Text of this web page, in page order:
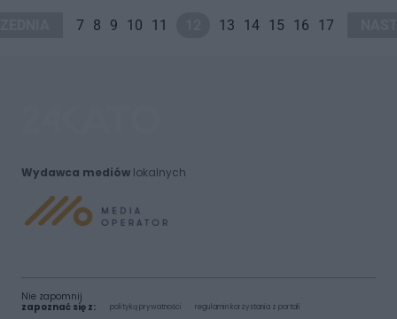
7 8 9 10 11 13 14 15 16 17
Wydawca mediówlokalnych
Nie zapomnij
zapoznać się z:
polityką prywatności regulamin korzystania z portali